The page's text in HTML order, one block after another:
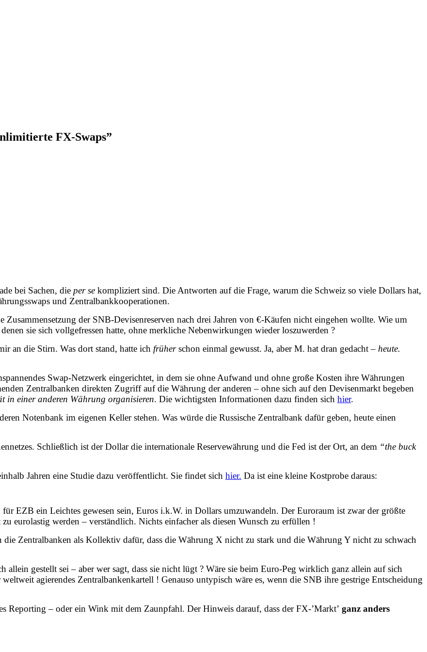
FX-Swaps”
bei Sachen, die per se kompliziert sind. Die Antworten auf die Frage, warum die Schweiz so viele Dollars hat,
und Zentralbankkooperationen.
Zusammensetzung der SNB-Devisenreserven nach drei Jahren von €-Käufen nicht eingehen wollte. Wie um
sie sich vollgefressen hatte, ohne merkliche Nebenwirkungen wieder loszuwerden ?
an die Stirn. Was dort stand, hatte ich früherschon einmal gewusst. Ja, aber M. hat dran gedacht – heute.
Swap-Netzwerk eingerichtet, in dem sie ohne Aufwand und ohne große Kosten ihre Währungen
Zentralbanken direkten Zugriff auf die Währung der anderen – ohne sich auf den Devisenmarkt begeben
in einer anderen Währung organisieren. Die wichtigsten Informationen dazu finden sich hier.
Notenbank im eigenen Keller stehen. Was würde die Russische Zentralbank dafür geben, heute einen
Schließlich ist der Dollar die internationale Reservewährung und die Fed ist der Ort, an dem “the buck
Jahren eine Studie dazu veröffentlicht. Sie findet sich hier. Da ist eine kleine Kostprobe daraus:
EZB ein Leichtes gewesen sein, Euros i.k.W. in Dollars umzuwandeln. Der Euroraum ist zwar der größte
eurolastig werden – verständlich. Nichts einfacher als diesen Wunsch zu erfüllen !
Zentralbanken als Kollektiv dafür, dass die Währung X nicht zu stark und die Währung Y nicht zu schwach
allein gestellt sei – aber wer sagt, dass sie nicht lügt ? Wäre sie beim Euro-Peg wirklich ganz allein auf sich
agierendes Zentralbankenkartell ! Genauso untypisch wäre es, wenn die SNB ihre gestrige Entscheidung
Reporting – oder ein Wink mit dem Zaunpfahl. Der Hinweis darauf, dass der FX-’Markt’ ganz anders